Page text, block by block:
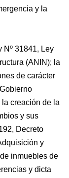
y la
Nº 31841, Ley
(ANIN); la
de carácter
creación de la
y sus
Decreto
y
inmuebles de
y dicta